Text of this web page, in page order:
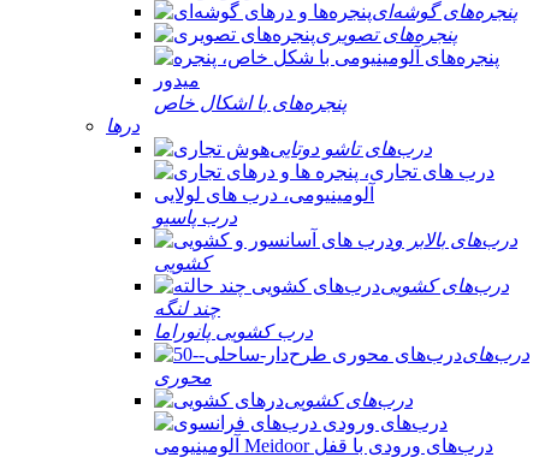
پنجره‌های گوشه‌ای
پنجره‌های تصویری
پنجره‌های با اشکال خاص
درها
درب‌های تاشو دوتایی
درب پاسیو
درب‌های بالابر و
کشویی
درب‌های کشویی
چند لنگه
درب کشویی پانوراما
درب‌های
محوری
درب‌های کشویی